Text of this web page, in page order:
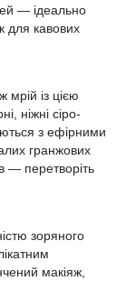
— ідеально
для кавових
мрій із цією
ніжні сіро-
з ефірними
гранжових
— перетворіть
зоряного
макіяж,